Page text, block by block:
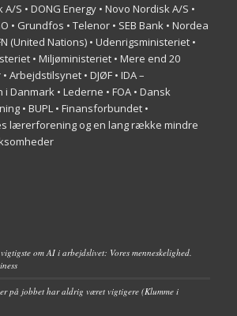
S • DONG Energy • Novo Nordisk A/S •
• Grundfos • Telenor • SEB Bank • Nordea
(United Nations) • Udenrigsministeriet •
• Miljøministeriet • Mere end 20
Arbejdstilsynet • DJØF • IDA –
Danmark • Lederne • FOA • Dansk
• BUPL • Finansforbundet •
lærerforening og en lang række mindre
om AI i arbejdslivet: Vores menneskelighed.
på jobbet har aldrig været vigtigere (Klumme i